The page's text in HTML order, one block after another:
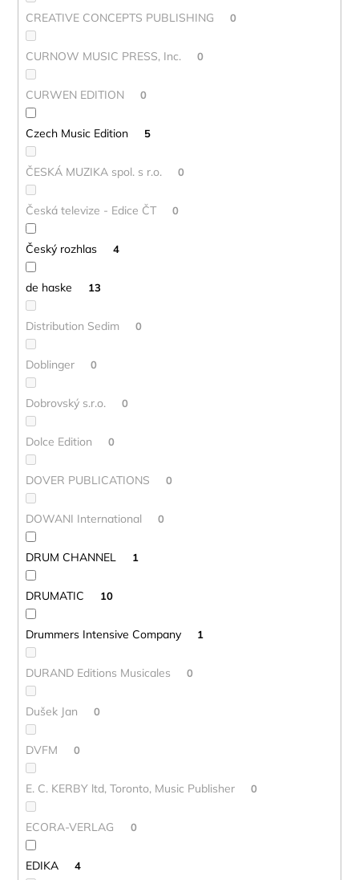
CREATIVE CONCEPTS PUBLISHING 0
CURNOW MUSIC PRESS, Inc. 0
CURWEN EDITION 0
Czech Music Edition 5
ČESKÁ MUZIKA spol. s r.o. 0
Česká televize - Edice ČT 0
Český rozhlas 4
de haske 13
Distribution Sedim 0
Doblinger 0
Dobrovský s.r.o. 0
Dolce Edition 0
DOVER PUBLICATIONS 0
DOWANI International 0
DRUM CHANNEL 1
DRUMATIC 10
Drummers Intensive Company 1
DURAND Editions Musicales 0
Dušek Jan 0
DVFM 0
E. C. KERBY ltd, Toronto, Music Publisher 0
ECORA-VERLAG 0
EDIKA 4